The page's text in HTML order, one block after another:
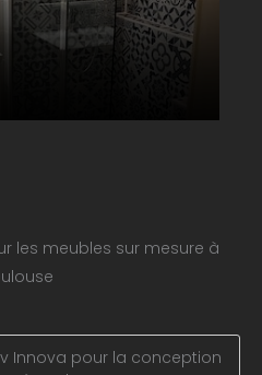
les meubles sur mesure à
Innova pour la conception